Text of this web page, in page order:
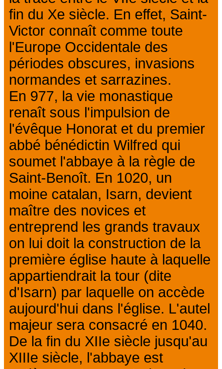
fin du Xe siècle. En effet, Saint-
Victor connaît comme toute
l'Europe Occidentale des
périodes obscures, invasions
normandes et sarrazines.
En 977, la vie monastique
renaît sous l'impulsion de
l'évêque Honorat et du premier
abbé bénédictin Wilfred qui
soumet l'abbaye à la règle de
Saint-Benoît. En 1020, un
moine catalan, Isarn, devient
maître des novices et
entreprend les grands travaux
on lui doit la construction de la
première église haute à laquelle
appartiendrait la tour (dite
d'Isarn) par laquelle on accède
aujourd'hui dans l'église. L'autel
majeur sera consacré en 1040.
De la fin du XIIe siècle jusqu'au
XIIIe siècle, l'abbaye est